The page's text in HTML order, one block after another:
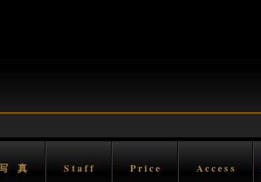
真 S t a f f P r i c e A c c e s s